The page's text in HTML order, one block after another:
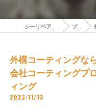
ブログ
外構コーティングな
会社コーティングプ
ィング
2023/11/13